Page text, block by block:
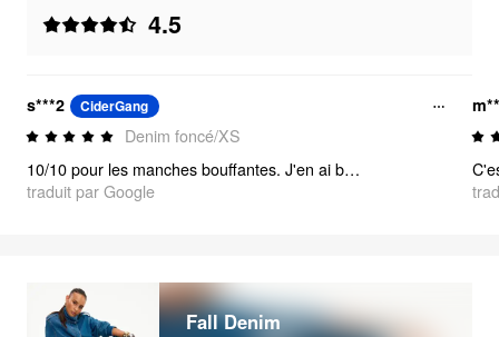
4.5
s***2 CiderGang
Denim foncé/XS
10/10 pour les manches bouffantes. J'en ai besoin dans toutes les délavages maintenant. ⭐
traduit par Google
Fall Denim